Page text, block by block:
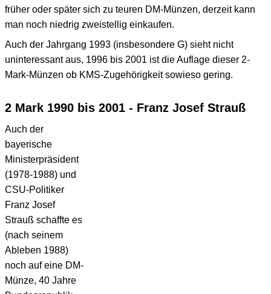
früher oder später sich zu teuren DM-Münzen, derzeit kann
man noch niedrig zweistellig einkaufen.
Auch der Jahrgang 1993 (insbesondere G) sieht nicht
uninteressant aus, 1996 bis 2001 ist die Auflage dieser 2-
Mark-Münzen ob KMS-Zugehörigkeit sowieso gering.
2 Mark 1990 bis 2001 - Franz Josef Strauß
Auch der
bayerische
Ministerpräsident
(1978-1988) und
CSU-Politiker
Franz Josef
Strauß schaffte es
(nach seinem
Ableben 1988)
noch auf eine DM-
Münze, 40 Jahre